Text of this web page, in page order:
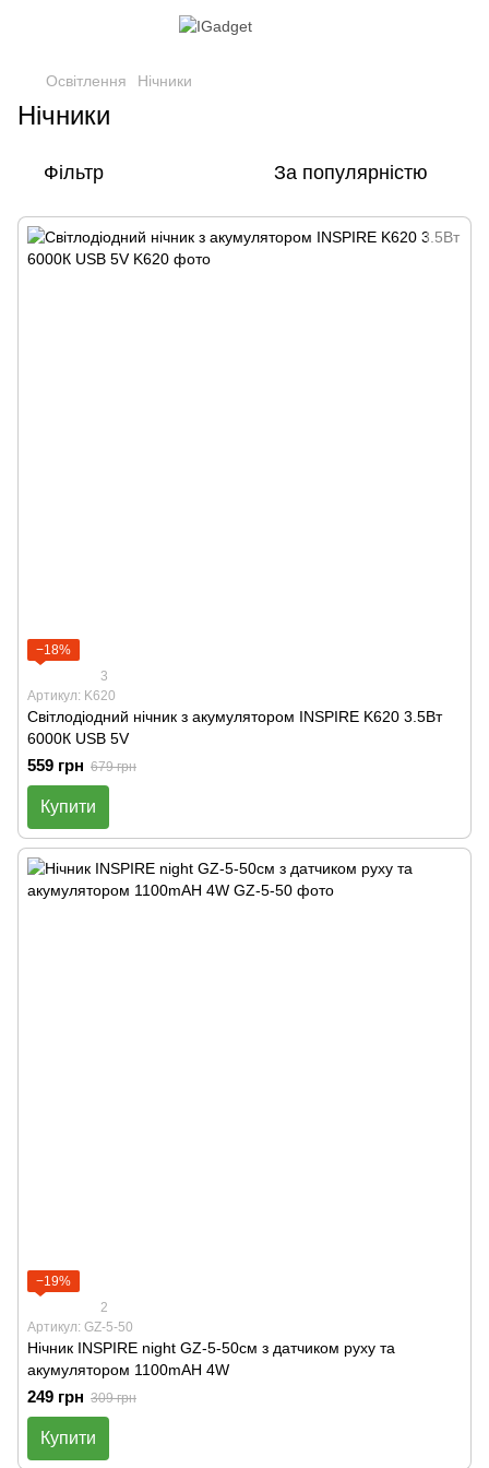
Освітлення Нічники
Нічники
Фільтр За популярністю
−18%
3
Артикул: K620
Світлодіодний нічник з акумулятором INSPIRE K620 3.5Вт
6000К USB 5V
559 грн 679 грн
Купити
−19%
2
Артикул: GZ-5-50
Нічник INSPIRE night GZ-5-50см з датчиком руху та
акумулятором 1100mAH 4W
249 грн 309 грн
Купити